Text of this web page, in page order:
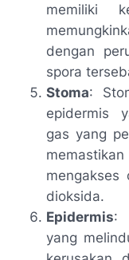
memiliki
dengan
spora
Stoma:
epidermis
gas yang
mengakses
dioksida.
Epidermis:
yang